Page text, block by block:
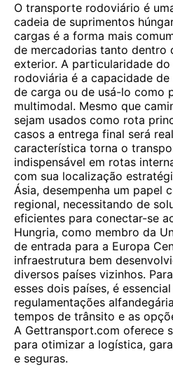
O transporte rodoviário é
cadeia de suprimentos
cargas é a forma mais
de mercadorias tanto dentro
exterior. A particularidade
rodoviária é a capacidade
de carga ou de usá-lo como
multimodal. Mesmo que
sejam usados ​​como rota
casos a entrega final será
característica torna o
indispensável em rotas
com sua localização
Ásia, desempenha um papel
regional, necessitando de
eficientes para conectar-se
Hungria, como membro da
de entrada para a Europa
infraestrutura bem
diversos países vizinhos.
esses dois países, é
regulamentações
tempos de trânsito e as
A Gettransport.com oferece
para otimizar a logística,
e seguras.